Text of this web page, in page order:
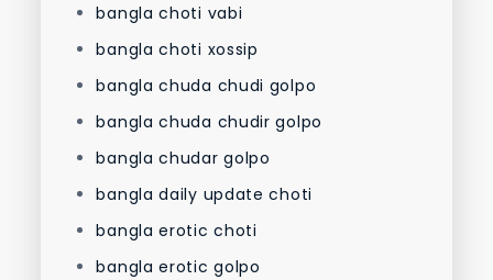
bangla choti vabi
bangla choti xossip
bangla chuda chudi golpo
bangla chuda chudir golpo
bangla chudar golpo
bangla daily update choti
bangla erotic choti
bangla erotic golpo